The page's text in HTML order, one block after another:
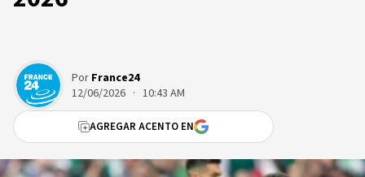
Por France24
12/06/2026 · 10:43 AM
AGREGAR ACENTO EN